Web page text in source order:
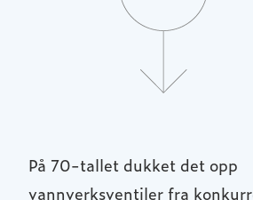
På 70-tallet dukket det opp
vannverksventiler fra